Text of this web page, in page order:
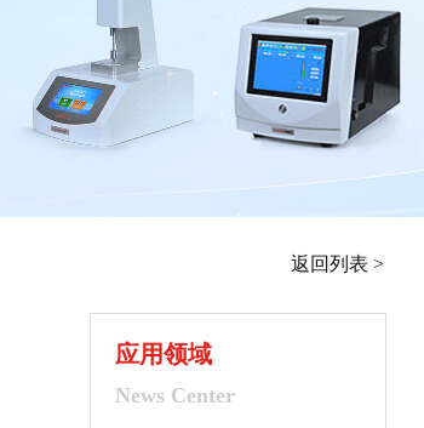
返回列表 >
应用领域
News Center